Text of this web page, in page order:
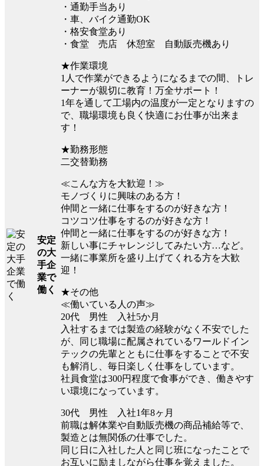
安定
の大
手企
業で
働く
・通勤手当あり
・車、バイク通勤OK
・格安食堂あり
・食堂 売店 休憩室 自動販売機あり
★作業環境
1人で作業ができるようになるまでの間、トレ
ーナーが親切に教育！万全サポート！
1年を通して工場内の温度が一定となりますの
で、職場環境も良く快適にお仕事が出来ま
す！
★勤務形態
二交替勤務
≪こんな方を大歓迎！≫
モノづくりに興味のある方！
仲間と一緒に仕事をするのが好きな方！
コツコツ仕事をするのが好きな方！
仲間と一緒に仕事をするのが好きな方！
新しい事にチャレンジしてみたい方…など。
一緒に事業所を盛り上げてくれる方を大歓
迎！
★その他
≪働いている人の声≫
20代 男性 入社5か月
入社するまでは製造の経験がなく不安でした
が、同じ職場に配属されているワールドイン
テックの先輩とともに仕事をすることで不安
も解消し、毎日楽しく仕事をしています。
社員食堂は300円程度で食事ができ、働きやす
い環境になっています。
30代 男性 入社1年8ヶ月
前職は解体業や自動販売機の商品補給等で、
製造とは無関係の仕事でした。
同じ日に入社した人と同じ班になったことで
お互いに励ましながら仕事を覚えました。